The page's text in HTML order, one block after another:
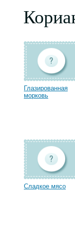
Глазированная
морковь
Сладкое мясо